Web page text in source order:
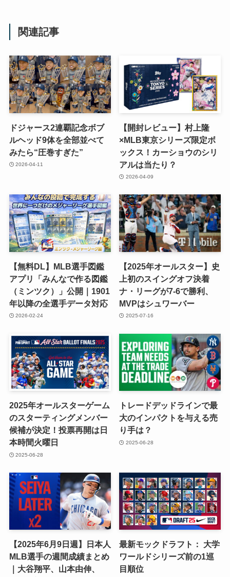
関連記事
ドジャース2連覇記念ボブ
ルヘッド9体を全部並べて
みたら“圧巻すぎた”
2026-04-11
【開封レビュー】村上隆
×MLB東京シリーズ限定ボ
ックス！カーショウのシリ
アルは当たり？
2026-04-09
【無料DL】MLB選手図鑑
アプリ「みんなで作る図鑑
（ミンツク）」公開｜1901
年以降の全選手データ対応
2026-02-24
【2025年オールスター】史
上初のスイングオフ決着
ナ・リーグが7-6で勝利、
MVPはシュワーバー
2025-07-16
2025年オールスターゲーム
のスターティングメンバー
候補が決定！投票再開は日
本時間火曜日
2025-06-28
トレードデッドラインで最
大のインパクトを与える売
り手は？
2025-06-28
【2025年6月9日週】日本人
MLB選手の週間成績まとめ
｜大谷翔平、山本由伸、
最新モックドラフト： 大学
ワールドシリーズ前の1巡
目順位